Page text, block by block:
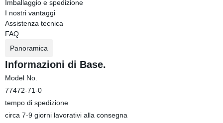
Imballaggio e spedizione
I nostri vantaggi
Assistenza tecnica
FAQ
Panoramica
Informazioni di Base.
Model No.
77472-71-0
tempo di spedizione
circa 7-9 giorni lavorativi alla consegna